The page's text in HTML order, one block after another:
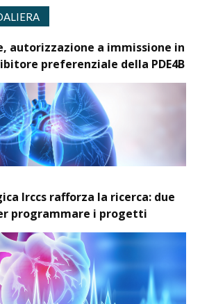
autorizzazione a immissione in
preferenziale della PDE4B
Irccs rafforza la ricerca: due
programmare i progetti